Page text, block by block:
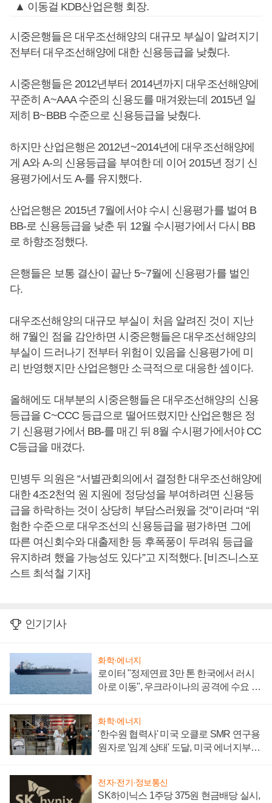
▲ 이동걸 KDB산업은행 회장.
시중은행들은 대우조선해양의 대규모 부실이 알려지기
전부터 대우조선해양에 대한 신용등급을 낮췄다.
시중은행들은 2012년부터 2014년까지 대우조선해양에
꾸준히 A~AAA 수준의 신용도를 매겨왔는데 2015년 일
제히 B~BBB 수준으로 신용등급을 낮췄다.
하지만 산업은행은 2012년~2014년에 대우조선해양에
게 A와 A-의 신용등급을 부여한 데 이어 2015년 정기 신
용평가에서도 A-를 유지했다.
산업은행은 2015년 7월에서야 수시 신용평가를 벌여 B
BB-로 신용등급을 낮춘 뒤 12월 수시평가에서 다시 BB
로 하향조정했다.
은행들은 보통 결산이 끝난 5~7월에 신용평가를 벌인
다.
대우조선해양의 대규모 부실이 처음 알려진 것이 지난
해 7월인 점을 감안하면 시중은행들은 대우조선해양의
부실이 드러나기 전부터 위험이 있음을 신용평가에 미
리 반영했지만 산업은행만 소극적으로 대응한 셈이다.
올해에도 대부분의 시중은행들은 대우조선해양의 신용
등급을 C~CCC 등급으로 떨어뜨렸지만 산업은행은 정
기 신용평가에서 BB-를 매긴 뒤 8월 수시평가에서야 CC
C등급을 매겼다.
민병두 의원은 “서별관회의에서 결정한 대우조선해양에
대한 4조2천억 원 지원에 정당성을 부여하려면 신용등
급을 하락하는 것이 상당히 부담스러웠을 것”이라며 “위
험한 수준으로 대우조선의 신용등급을 평가하면 그에
따른 여신회수와 대출제한 등 후폭풍이 두려워 등급을
유지하려 했을 가능성도 있다”고 지적했다. [비즈니스포
스트 최석철 기자]
인기기사
화학·에너지
로이터 "정제연료 3만 톤 한국에서 러시
아로 이동", 우크라이나의 공격에 수요 늘
화학·에너지
'한수원 협력사' 미국 오클로 SMR 연구용
원자로 '임계 상태' 도달, 미국 에너지부
전자·전기·정보통신
SK하이닉스 1주당 375원 현금배당 실시,